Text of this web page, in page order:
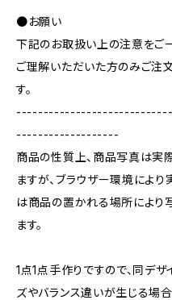
●お願い
下記のお取扱い上の注意をご
ご理解いただいた方のみご注
す。
-------------------
商品の性質上、商品写真は実
ますが、ブラウザー環境によ
は商品の置かれる場所により
ます。
1点1点手作りですので、同デ
ズやバランス違いが生じる場合